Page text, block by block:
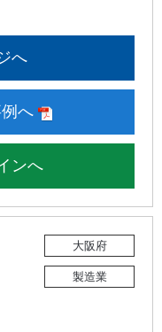
へ
へ
ンへ
大阪府
製造業